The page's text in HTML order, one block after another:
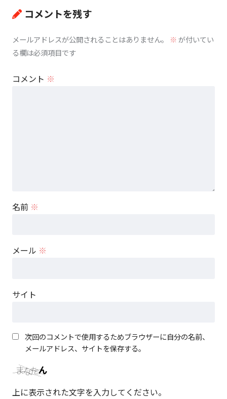
コメントを残す
メールアドレスが公開されることはありません。 ※が付いてい
る欄は必須項目です
コメント ※
名前 ※
メール ※
サイト
次回のコメントで使用するためブラウザーに自分の名前、
メールアドレス、サイトを保存する。
上に表示された文字を入力してください。